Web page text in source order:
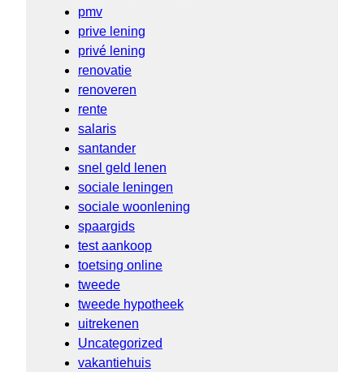
pmv
prive lening
privé lening
renovatie
renoveren
rente
salaris
santander
snel geld lenen
sociale leningen
sociale woonlening
spaargids
test aankoop
toetsing online
tweede
tweede hypotheek
uitrekenen
Uncategorized
vakantiehuis